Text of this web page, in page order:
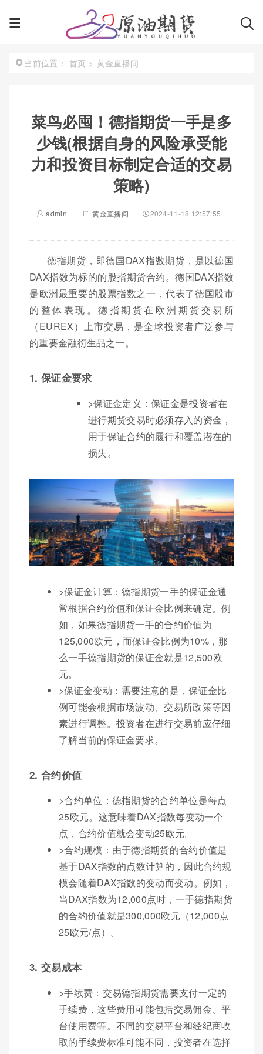
当前位置： 首页 > 黄金直播间
菜鸟必囤！德指期货一手是多
少钱(根据自身的风险承受能
力和投资目标制定合适的交易
策略)
admin 黄金直播间 2024-11-18 12:57:55
德指期货，即德国DAX指数期货，是以德国
DAX指数为标的的股指期货合约。德国DAX指数
是欧洲最重要的股票指数之一，代表了德国股市
的整体表现。德指期货在欧洲期货交易所
（EUREX）上市交易，是全球投资者广泛参与
的重要金融衍生品之一。
1. 保证金要求
>保证金定义：保证金是投资者在
进行期货交易时必须存入的资金，
用于保证合约的履行和覆盖潜在的
损失。
>保证金计算：德指期货一手的保证金通
常根据合约价值和保证金比例来确定。例
如，如果德指期货一手的合约价值为
125,000欧元，而保证金比例为10%，那
么一手德指期货的保证金就是12,500欧
元。
>保证金变动：需要注意的是，保证金比
例可能会根据市场波动、交易所政策等因
素进行调整。投资者在进行交易前应仔细
了解当前的保证金要求。
2. 合约价值
>合约单位：德指期货的合约单位是每点
25欧元。这意味着DAX指数每变动一个
点，合约价值就会变动25欧元。
>合约规模：由于德指期货的合约价值是
基于DAX指数的点数计算的，因此合约规
模会随着DAX指数的变动而变动。例如，
当DAX指数为12,000点时，一手德指期货
的合约价值就是300,000欧元（12,000点
25欧元/点）。
3. 交易成本
>手续费：交易德指期货需要支付一定的
手续费，这些费用可能包括交易佣金、平
台使用费等。不同的交易平台和经纪商收
取的手续费标准可能不同，投资者在选择